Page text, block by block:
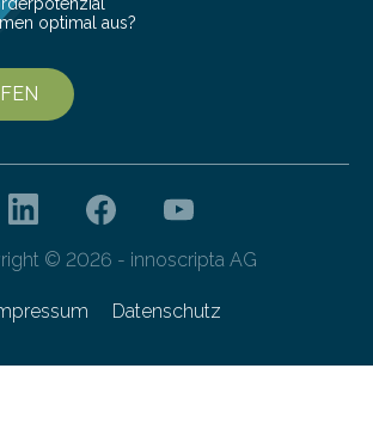
optimal aus?
© 2026 - innoscripta AG
Datenschutz